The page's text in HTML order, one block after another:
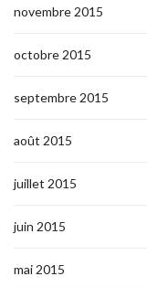
novembre 2015
octobre 2015
septembre 2015
août 2015
juillet 2015
juin 2015
mai 2015